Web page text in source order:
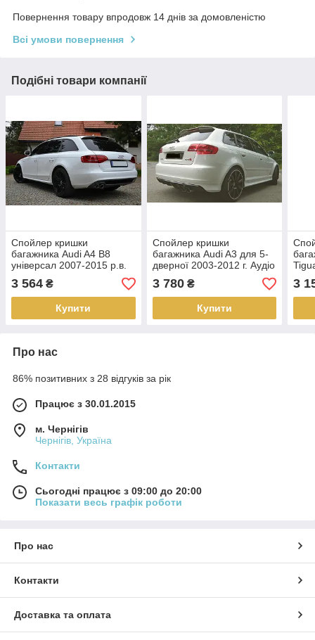
Повернення товару впродовж 14 днів за домовленістю
Всі умови повернення
Подібні товари компанії
Спойлер кришки
багажника Audi A4 B8
універсал 2007-2015 р.в.
стиль S-line
3 564 ₴
Купити
Спойлер кришки
багажника Audi A3 для 5-
дверної 2003-2012 г. Аудіо
А3 стиль RS3
3 780₴
Купити
3
Про нас
86% позитивних з 28 відгуків за рік
Працює з 30.01.2015
м. Чернігів
Чернігів, Україна
Контакти
Сьогодні працює з 09:00 до 20:00
Показати весь графік роботи
Про нас
Контакти
Доставка та оплата